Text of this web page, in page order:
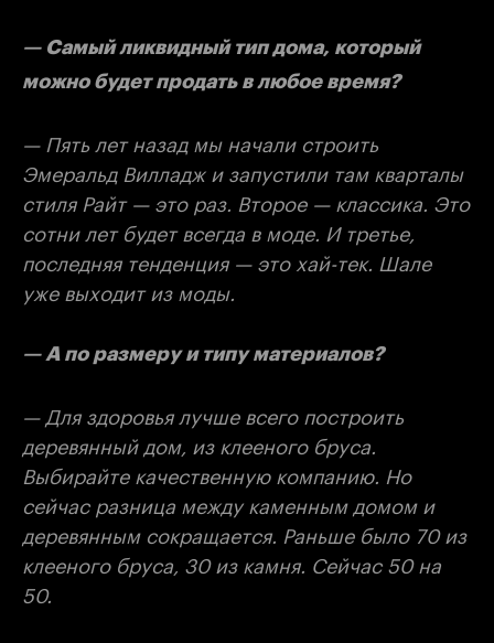
— Самый ликвидный тип дома, который
можно будет продать в любое время?
— Пять лет назад мы начали строить
Эмеральд Вилладж и запустили там кварталы
стиля Райт — это раз. Второе — классика. Это
сотни лет будет всегда в моде. И третье,
последняя тенденция — это хай-тек. Шале
уже выходит из моды.
— А по размеру и типу материалов?
— Для здоровья лучше всего построить
деревянный дом, из клееного бруса.
Выбирайте качественную компанию. Но
сейчас разница между каменным домом и
деревянным сокращается. Раньше было 70 из
клееного бруса, 30 из камня. Сейчас 50 на
50.